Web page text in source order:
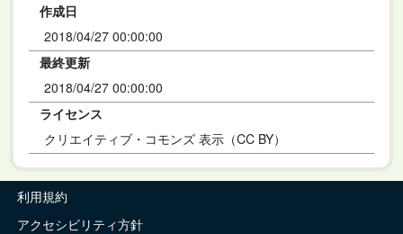
作成日
2018/04/27 00:00:00
最終更新
2018/04/27 00:00:00
ライセンス
クリエイティブ・コモンズ 表示（CC BY）
利用規約
アクセシビリティ方針